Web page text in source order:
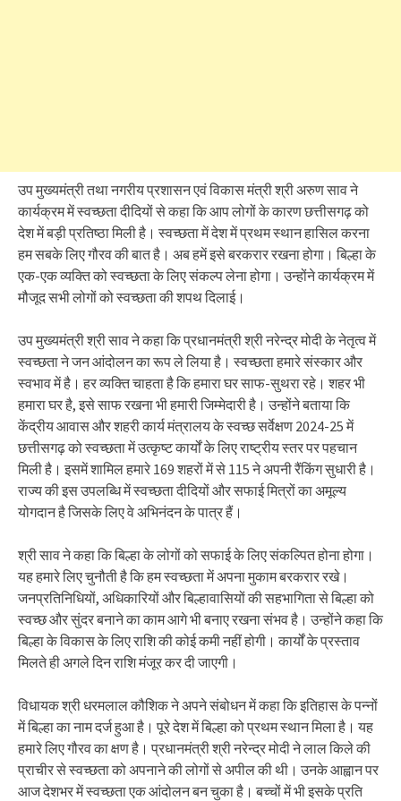
उप मुख्यमंत्री तथा नगरीय प्रशासन एवं विकास मंत्री श्री अरुण साव ने
कार्यक्रम में स्वच्छता दीदियों से कहा कि आप लोगों के कारण छत्तीसगढ़ को
देश में बड़ी प्रतिष्ठा मिली है। स्वच्छता में देश में प्रथम स्थान हासिल करना
हम सबके लिए गौरव की बात है। अब हमें इसे बरकरार रखना होगा। बिल्हा के
एक-एक व्यक्ति को स्वच्छता के लिए संकल्प लेना होगा। उन्होंने कार्यक्रम में
मौजूद सभी लोगों को स्वच्छता की शपथ दिलाई।
उप मुख्यमंत्री श्री साव ने कहा कि प्रधानमंत्री श्री नरेन्द्र मोदी के नेतृत्व में
स्वच्छता ने जन आंदोलन का रूप ले लिया है। स्वच्छता हमारे संस्कार और
स्वभाव में है। हर व्यक्ति चाहता है कि हमारा घर साफ-सुथरा रहे। शहर भी
हमारा घर है, इसे साफ रखना भी हमारी जिम्मेदारी है। उन्होंने बताया कि
केंद्रीय आवास और शहरी कार्य मंत्रालय के स्वच्छ सर्वेक्षण 2024-25 में
छत्तीसगढ़ को स्वच्छता में उत्कृष्ट कार्यों के लिए राष्ट्रीय स्तर पर पहचान
मिली है। इसमें शामिल हमारे 169 शहरों में से 115 ने अपनी रैंकिंग सुधारी है।
राज्य की इस उपलब्धि में स्वच्छता दीदियों और सफाई मित्रों का अमूल्य
योगदान है जिसके लिए वे अभिनंदन के पात्र हैं।
श्री साव ने कहा कि बिल्हा के लोगों को सफाई के लिए संकल्पित होना होगा।
यह हमारे लिए चुनौती है कि हम स्वच्छता में अपना मुकाम बरकरार रखे।
जनप्रतिनिधियों, अधिकारियों और बिल्हावासियों की सहभागिता से बिल्हा को
स्वच्छ और सुंदर बनाने का काम आगे भी बनाए रखना संभव है। उन्होंने कहा कि
बिल्हा के विकास के लिए राशि की कोई कमी नहीं होगी। कार्यों के प्रस्ताव
मिलते ही अगले दिन राशि मंजूर कर दी जाएगी।
विधायक श्री धरमलाल कौशिक ने अपने संबोधन में कहा कि इतिहास के पन्नों
में बिल्हा का नाम दर्ज हुआ है। पूरे देश में बिल्हा को प्रथम स्थान मिला है। यह
हमारे लिए गौरव का क्षण है। प्रधानमंत्री श्री नरेन्द्र मोदी ने लाल किले की
प्राचीर से स्वच्छता को अपनाने की लोगों से अपील की थी। उनके आह्वान पर
आज देशभर में स्वच्छता एक आंदोलन बन चुका है। बच्चों में भी इसके प्रति